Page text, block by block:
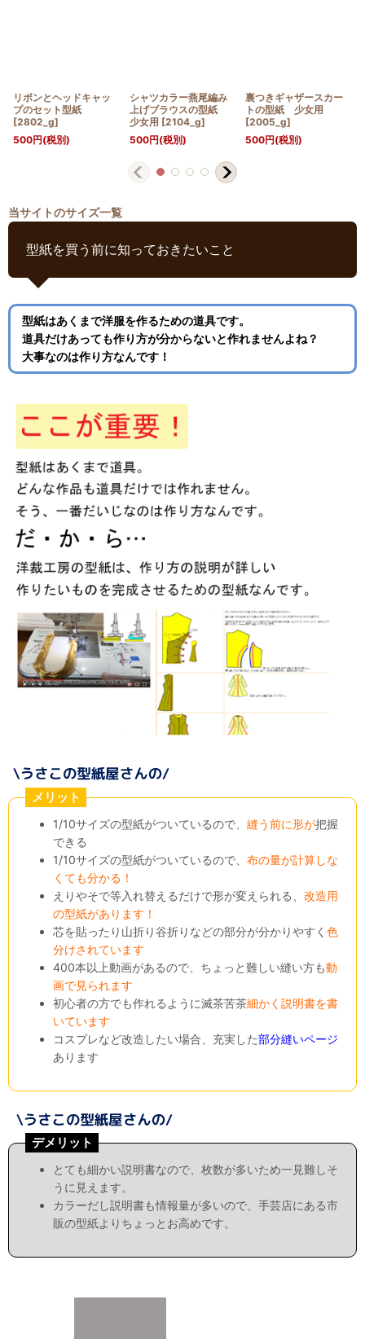
リボンとヘッドキャッ
プのセット型紙
[2802_g]
500円(税別)
シャツカラー燕尾編み
上げブラウスの型紙
少女用 [2104_g]
500円(税別)
裏つきギャザースカー
トの型紙 少女用
[2005_g]
500円(税別)
当サイトのサイズ一覧
型紙を買う前に知っておきたいこと
型紙はあくまで洋服を作るための道具です。
道具だけあっても作り方が分からないと作れませんよね？
大事なのは作り方なんです！
メリット
1/10サイズの型紙がついているので、縫う前に形が把握
できる
1/10サイズの型紙がついているので、布の量が計算しな
くても分かる！
えりやそで等入れ替えるだけで形が変えられる、改造用
の型紙があります！
芯を貼ったり山折り谷折りなどの部分が分かりやすく色
分けされています
400本以上動画があるので、ちょっと難しい縫い方も動
画で見られます
初心者の方でも作れるように滅茶苦茶細かく説明書を書
いています
コスプレなど改造したい場合、充実した部分縫いページ
あります
デメリット
とても細かい説明書なので、枚数が多いため一見難しそ
うに見えます。
カラーだし説明書も情報量が多いので、手芸店にある市
販の型紙よりちょっとお高めです。